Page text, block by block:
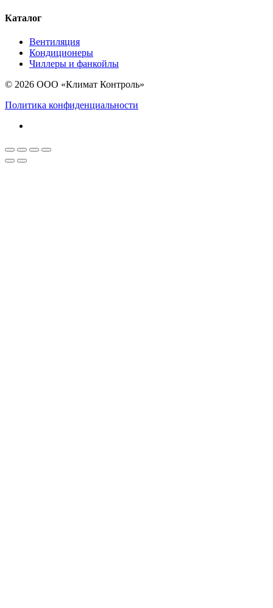
Каталог
Вентиляция
Кондиционеры
Чиллеры и фанкойлы
© 2026 ООО «Климат Контроль»
Политика конфиденциальности